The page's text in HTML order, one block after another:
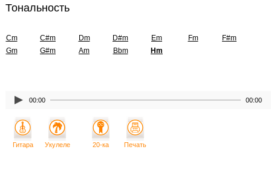
Тональность
Cm C#m Dm D#m Em Fm
F#m
Gm
G#m Am Bbm Hm
00:00 00:00
Гитара Укулеле 20-ка Печать